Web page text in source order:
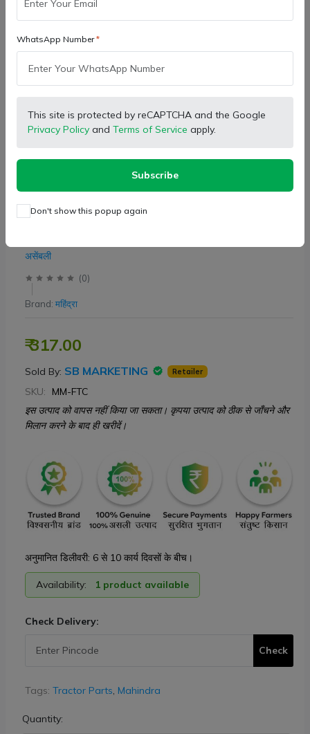
WhatsApp Number
This site is protected by reCAPTCHA and the Google
Privacy Policy and Terms of Service apply.
Subscribe
Don't show this popup again
महिंद्रा ट्रैक्टर असली ईंधन टैंक कैप असेंबली एनएसटी
मॉडल, चाबी जोड़ी के साथ
असेंबली
(0)
Brand: महिंद्रा
₹ 317.00
Sold By: SB MARKETING Retailer
SKU:
MM-FTC
इस उत्पाद को वापस नहीं किया जा सकता। कृपया उत्पाद को ठीक से जाँचने और
मिलान करने के बाद ही खरीदें।
अनुमानित डिलीवरी: 6 से 10 कार्य दिवसों के बीच।
Availability: 1 product available
Check Delivery:
Check
Tags: Tractor Parts, Mahindra
Quantity: